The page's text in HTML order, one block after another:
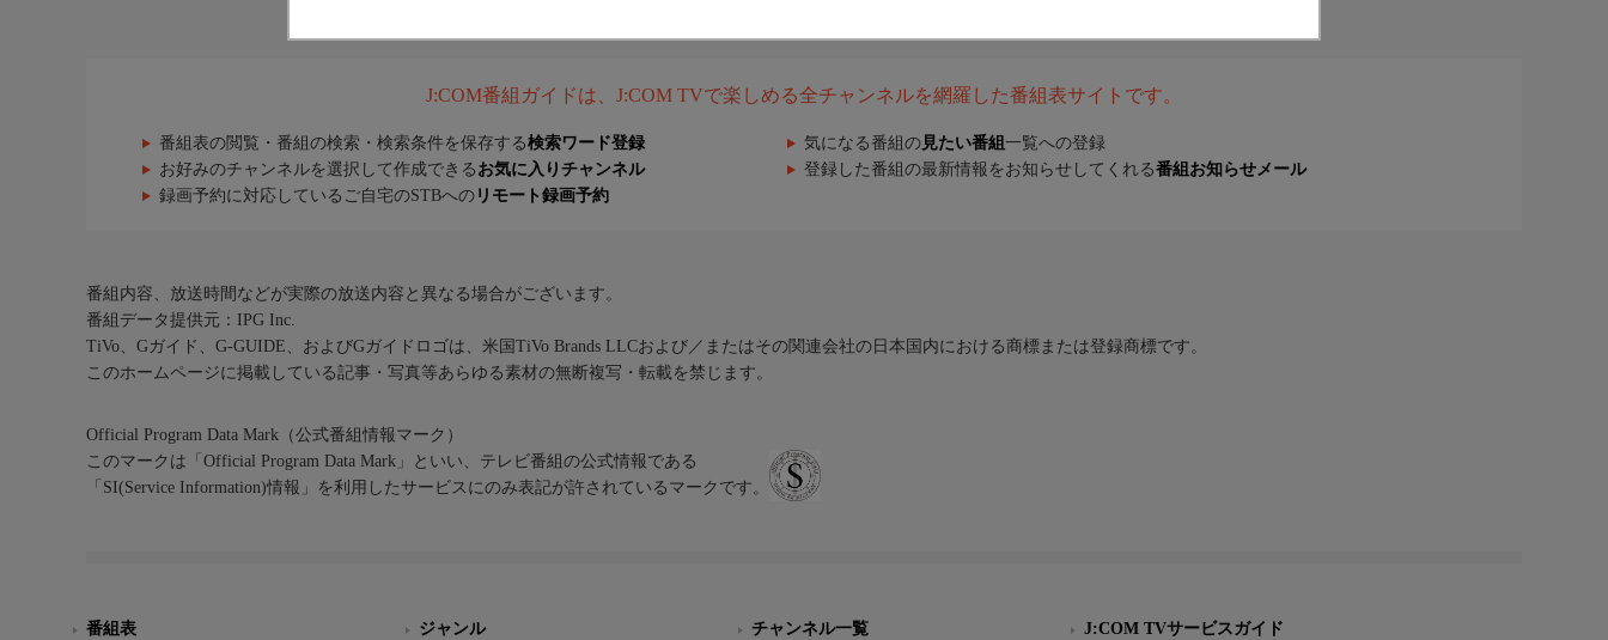
J:COM番組ガイドは、J:COM TVで楽しめる全チャンネルを網羅した番組表サイトです。
番組表の閲覧・番組の検索・検索条件を保存する検索ワード登録 気になる番組の 見たい番組 一覧への登録
お好みのチャンネルを選択して作成できる お気に入りチャンネル 登録した番組の最新情報をお知らせしてくれる番組お知らせメール
録画予約に対応しているご自宅のSTBへの リモート録画予約
番組内容、放送時間などが実際の放送内容と異なる場合がございます。
番組データ提供元：IPG Inc.
TiVo、Gガイド、G-GUIDE、およびGガイドロゴは、米国TiVo Brands LLCおよび／またはその関連会社の日本国内における商標または登録商標です。
このホームページに掲載している記事・写真等あらゆる素材の無断複写・転載を禁じます。
Official Program Data Mark（公式番組情報マーク）
このマークは「Official Program Data Mark」といい、テレビ番組の公式情報である
「SI(Service Information)情報」を利用したサービスにのみ表記が許されているマークです。
番組表
ジャンル
チャンネル一覧
J:COM TVサービスガイド